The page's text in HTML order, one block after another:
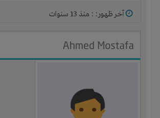
آخر ظهور: : منذ 13 سنوات
Ahmed Mostafa